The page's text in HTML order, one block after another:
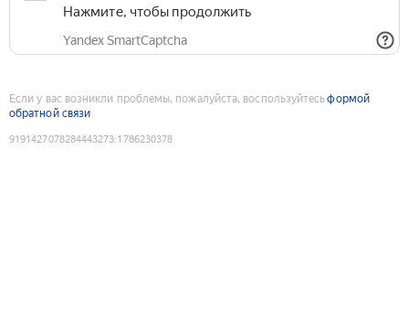
Нажмите, чтобы продолжить
Yandex SmartCaptcha
Если у вас возникли проблемы, пожалуйста, воспользуйтесьформой
обратной связи
9191427078284443273:1786230378